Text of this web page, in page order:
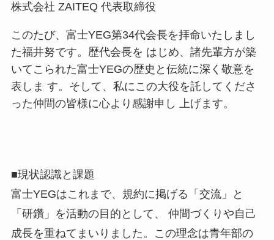
株式会社 ZAITEQ 代表取締役
このたび、富士YEG第34代会長を拝命いたしまし
た福井努です。歴代会長を はじめ、諸先輩方が築
いてこられた富士YEGの歴史と伝統に深く敬意を
表しま す。そして、私にこの大役を託してくださ
った仲間の皆様に心より感謝申し
上げます。
■現状認識と課題
富士YEGはこれまで、規約に掲げる「交流」と
「研鑽」を活動の目的として、 仲間づくりや自己
成長を重ねてまいりました。この理念は青年部の